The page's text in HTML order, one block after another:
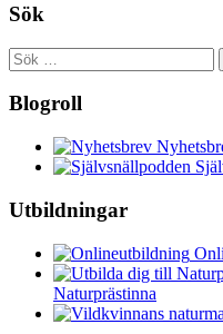
Sök
Sök
efter:
Blogroll
Utbildningar
Naturprästinna